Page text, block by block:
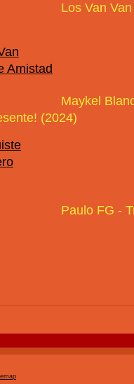
Los Van
Amistad
Maykel
(2024)
Paulo FG -